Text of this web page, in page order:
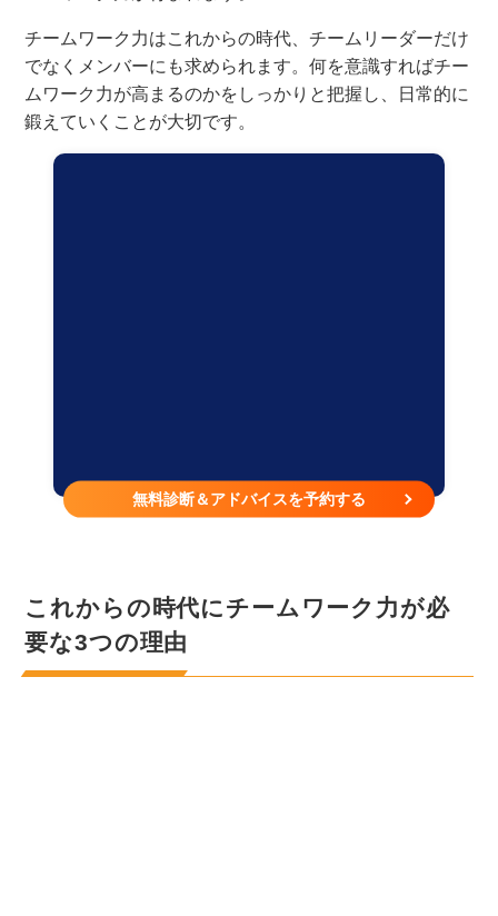
チームワーク力はこれからの時代、チームリーダーだけ
でなくメンバーにも求められます。何を意識すればチー
ムワーク力が高まるのかをしっかりと把握し、日常的に
鍛えていくことが大切です。
無料診断＆アドバイスを予約する
これからの時代にチームワーク力が必
要な3つの理由